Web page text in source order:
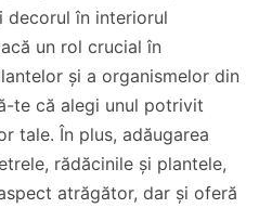
decorul în interiorul
un rol crucial în
și a organismelor din
te că alegi unul potrivit
tale. În plus, adăugarea
rădăcinile și plantele,
atrăgător, dar și oferă